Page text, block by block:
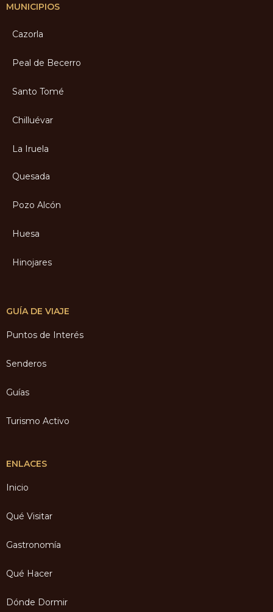
MUNICIPIOS
Cazorla
Peal de Becerro
Santo Tomé
Chilluévar
La Iruela
Quesada
Pozo Alcón
Huesa
Hinojares
GUÍA DE VIAJE
Puntos de Interés
Senderos
Guías
Turismo Activo
ENLACES
Inicio
Qué Visitar
Gastronomía
Qué Hacer
Dónde Dormir